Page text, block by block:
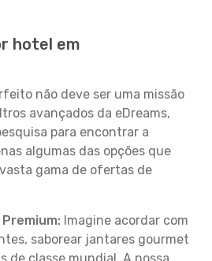
hotel em
não deve ser uma missão
avançados da eDreams,
para encontrar a
algumas das opções que
gama de ofertas de
Imagine acordar com
saborear jantares gourmet